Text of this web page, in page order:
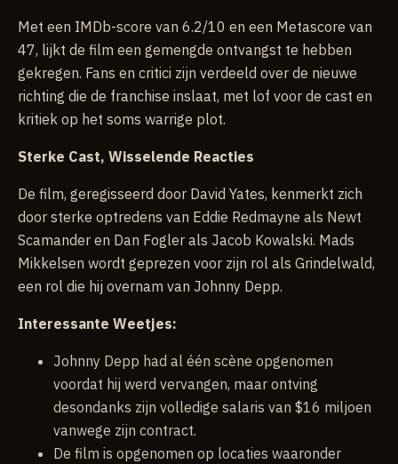
Met een IMDb-score van 6.2/10 en een Metascore van
47, lijkt de film een gemengde ontvangst te hebben
gekregen. Fans en critici zijn verdeeld over de nieuwe
richting die de franchise inslaat, met lof voor de cast en
kritiek op het soms warrige plot.
Sterke Cast, Wisselende Reacties
De film, geregisseerd door David Yates, kenmerkt zich
door sterke optredens van Eddie Redmayne als Newt
Scamander en Dan Fogler als Jacob Kowalski. Mads
Mikkelsen wordt geprezen voor zijn rol als Grindelwald,
een rol die hij overnam van Johnny Depp.
Interessante Weetjes:
Johnny Depp had al één scène opgenomen
voordat hij werd vervangen, maar ontving
desondanks zijn volledige salaris van $16 miljoen
vanwege zijn contract.
De film is opgenomen op locaties waaronder